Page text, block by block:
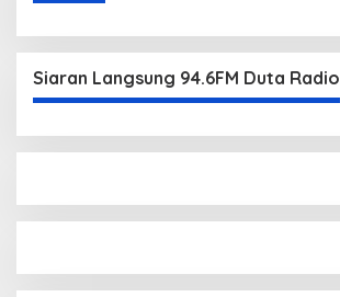
Siaran Langsung 94.6FM Duta Radio